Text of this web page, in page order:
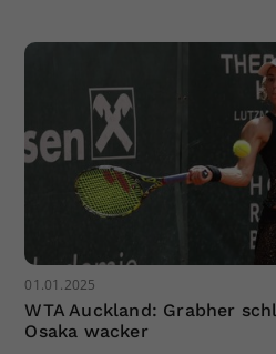
01.01.2025
WTA Auckland: Grabher
Osaka wacker
Zweck
Einstellungen.
zufällig
historische
vorgenommen
Webseiten-
hat.